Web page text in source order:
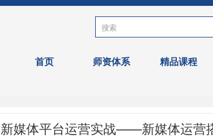
首页 师资体系 精品课程
新媒体平台运营实战——新媒体运营